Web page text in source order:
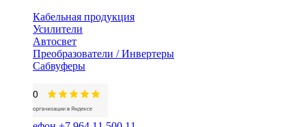
Кабельная продукция
Усилители
Автосвет
Преобразователи / Инвертеры
Сабвуферы